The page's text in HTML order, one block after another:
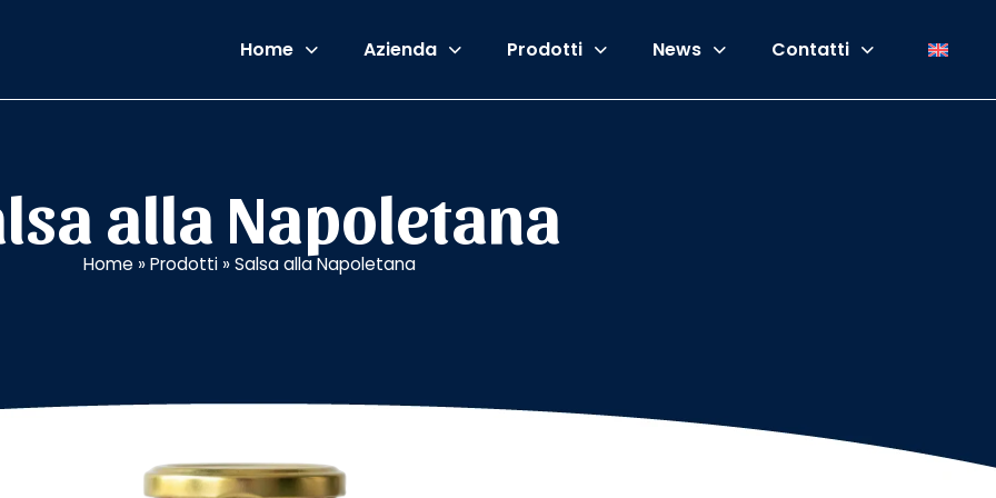
Home Azienda Prodotti News Contatti
alla Napoletana
Home »Prodotti»Salsa alla Napoletana